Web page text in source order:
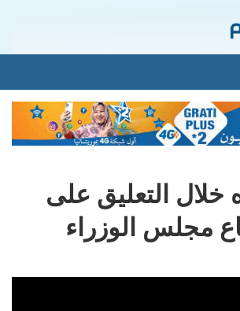
خلال التعليق على
مجلس الوزراء